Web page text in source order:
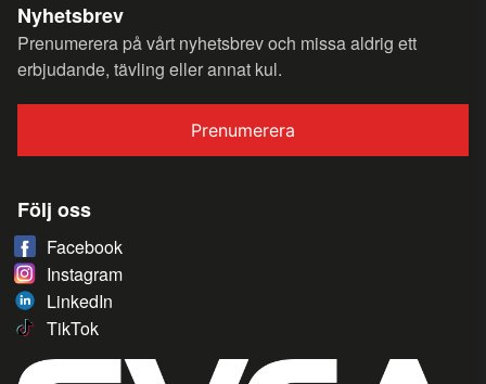
Nyhetsbrev
Prenumerera på vårt nyhetsbrev och missa aldrig ett
erbjudande, tävling eller annat kul.
Prenumerera
Följ oss
Facebook
Instagram
LinkedIn
TikTok